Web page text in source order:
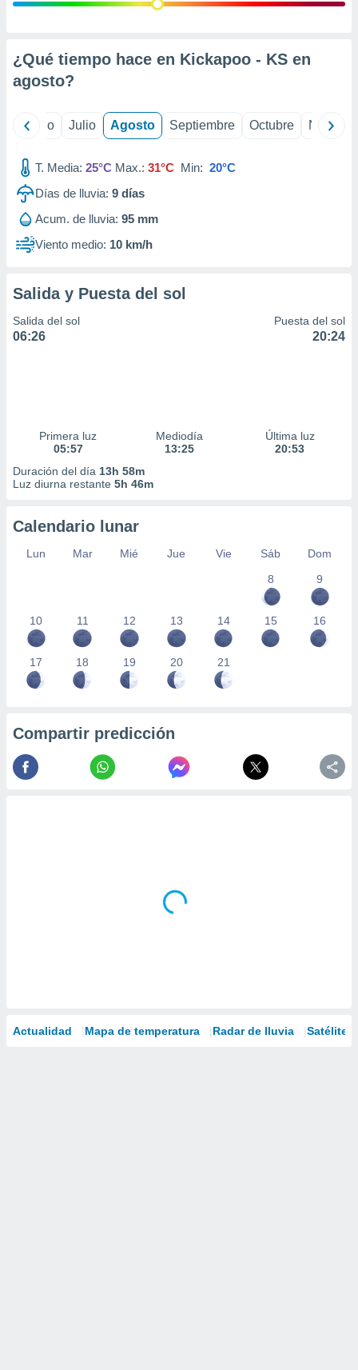
e
mediante
publicidad
de
1199
¿Qué tiempo hace en Kickapoo - KS en
agosto?
Junio Julio Agosto Septiembre Octubre
T. Media: 25°C Max.: 31°C Min: 20°C
Días de lluvia: 9 días
Acum. de lluvia: 95 mm
Viento medio: 10 km/h
Salida y Puesta del sol
Salida del sol
06:26
Puesta del sol
20:24
Primera luz
05:57
Mediodía
13:25
Última luz
20:53
Duración del día 13h 58m
Luz diurna restante 5h 46m
Calendario lunar
Lun Mar Mié Jue Vie Sáb
Dom
8
9
10 11 12 13 14 15 16
17 18 19 20 21
Compartir predicción
Actualidad Mapa de temperatura Radar de lluvia Satélites